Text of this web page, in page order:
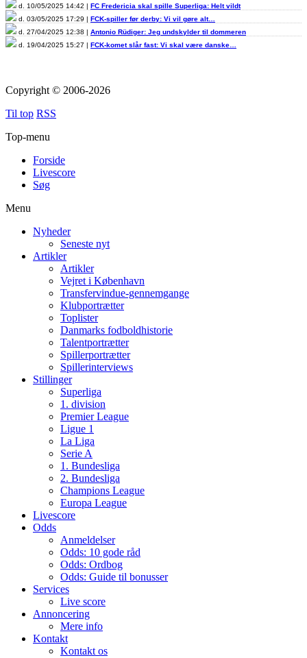
d. 10/05/2025 14:42 | FC Fredericia skal spille Superliga: Helt vildt
d. 03/05/2025 17:29 | FCK-spiller før derby: Vi vil gøre alt…
d. 27/04/2025 12:38 | Antonio Rüdiger: Jeg undskylder til dommeren
d. 19/04/2025 15:27 | FCK-komet slår fast: Vi skal være danske…
Copyright © 2006-2026
Til top RSS
Top-menu
Forside
Livescore
Søg
Menu
Nyheder
Seneste nyt
Artikler
Artikler
Vejret i København
Transfervindue-gennemgange
Klubportrætter
Toplister
Danmarks fodboldhistorie
Talentportrætter
Spillerportrætter
Spillerinterviews
Stillinger
Superliga
1. division
Premier League
Ligue 1
La Liga
Serie A
1. Bundesliga
2. Bundesliga
Champions League
Europa League
Livescore
Odds
Anmeldelser
Odds: 10 gode råd
Odds: Ordbog
Odds: Guide til bonusser
Services
Live score
Annoncering
Mere info
Kontakt
Kontakt os